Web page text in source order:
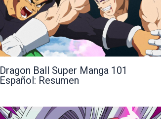
Dragon Ball Super Manga 101
Español: Resumen